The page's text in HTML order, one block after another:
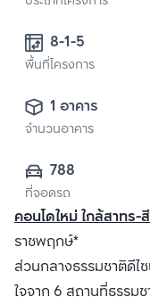
8-1-5
พื้นที่โครงการ
1 อาคาร
จำนวนอาคาร
788
ที่จอดรถ
คอนโดใหม่ ใกล้สาทร-
ราชพฤกษ์*
ส่วนกลางธรรมชาติดีไ
ใจจาก 6 สถานที่ธรร